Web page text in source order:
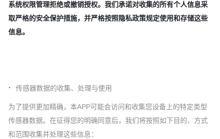
系统权限管理拒绝或撤销授权。我们承诺对收集的所有个人信息采
取严格的安全保护措施，并严格按照隐私政策规定使用和存储这些
信息。
· 传感器数据的收集、处理与使用
为了提供更加精确，本APP可能会访问和收集您设备上的特定类型
传感器数据。在征得您的明确同意后，我们将按照如下目的、方式
和范围收集并处理这些信息：